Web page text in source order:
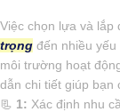
Việc chọn lựa và
trọng đến nhiều
môi trường hoạt
dẫn chi tiết giúp bạn
📃 1: Xác định nhu